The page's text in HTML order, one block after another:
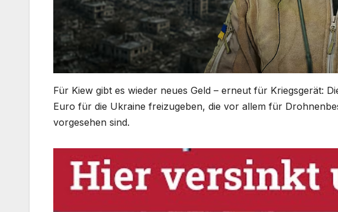
Für Kiew gibt es wieder neues Geld – erneut für Kriegsgerät:
Euro für die Ukraine freizugeben, die vor allem für
vorgesehen sind.